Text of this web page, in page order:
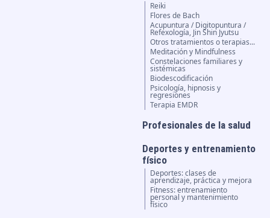
Reiki
Flores de Bach
Acupuntura / Digitopuntura /
Refexología, Jin Shin Jyutsu
Otros tratamientos o terapias...
Meditación y Mindfulness
Constelaciones familiares y
sistémicas
Biodescodificación
Psicología, hipnosis y
regresiones
Terapia EMDR
Profesionales de la salud
Deportes y entrenamiento
físico
Deportes: clases de
aprendizaje, práctica y mejora
Fitness: entrenamiento
personal y mantenimiento
físico